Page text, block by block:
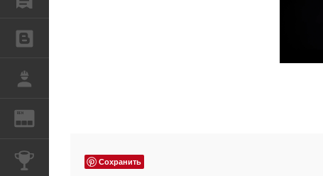
REN
КОНКУРСЫСохранить